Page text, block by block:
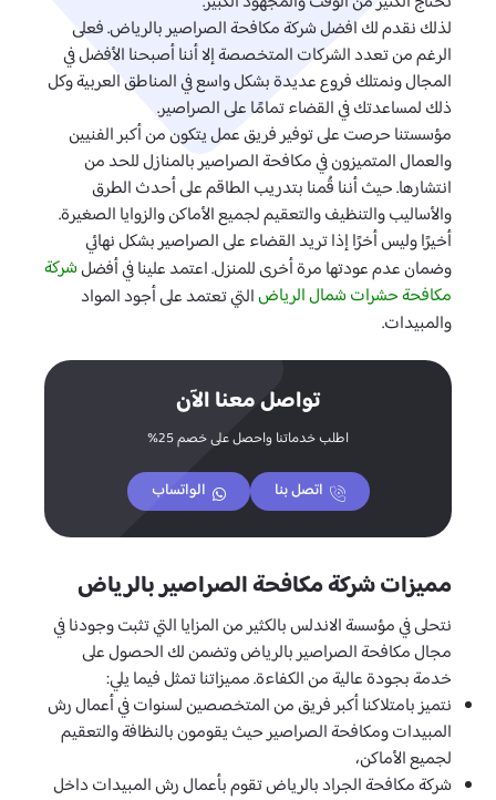
لذلك نقدم لك افضل شركة مكافحة الصراصير بالرياض. فعلى
الرغم من تعدد الشركات المتخصصة إلا أننا أصبحنا الأفضل في
المجال ونمتلك فروع عديدة بشكل واسع في المناطق العربية وكل
ذلك لمساعدتك في القضاء تمامًا على الصراصير.
مؤسستنا حرصت على توفير فريق عمل يتكون من أكبر الفنيين
والعمال المتميزون في مكافحة الصراصير بالمنازل للحد من
انتشارها. حيث أننا قُمنا بتدريب الطاقم على أحدث الطرق
والأساليب والتنظيف والتعقيم لجميع الأماكن والزوايا الصغيرة.
أخيرًا وليس أخرًا إذا تريد القضاء على الصراصير بشكل نهائي
وضمان عدم عودتها مرة أخرى للمنزل. اعتمد علينا في أفضلشركة
مكافحة حشرات شمال الرياضالتي تعتمد على أجود المواد
والمبيدات.
تواصل معنا الآن
اطلب خدماتنا واحصل على خصم 25%
اتصل بنا الواتساب
مميزات شركة مكافحة الصراصير بالرياض
نتحلى في مؤسسة الاندلس بالكثير من المزايا التي تثبت وجودنا في
مجال مكافحة الصراصير بالرياض وتضمن لك الحصول على
خدمة بجودة عالية من الكفاءة. مميزاتنا تمثل فيما يلي:
نتميز بامتلاكنا أكبر فريق من المتخصصين لسنوات في أعمال رش
المبيدات ومكافحة الصراصير حيث يقومون بالنظافة والتعقيم
لجميع الأماكن،
شركة مكافحة الجراد بالرياض تقوم بأعمال رش المبيدات داخل